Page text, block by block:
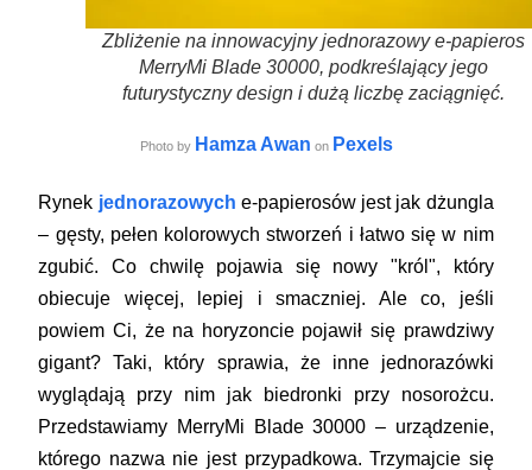
Zbliżenie na innowacyjny jednorazowy e-papieros
MerryMi Blade 30000, podkreślający jego
futurystyczny design i dużą liczbę zaciągnięć.
Photo by Hamza Awan on Pexels
Rynek jednorazowych e-papierosów jest jak dżungla
– gęsty, pełen kolorowych stworzeń i łatwo się w nim
zgubić. Co chwilę pojawia się nowy "król", który
obiecuje więcej, lepiej i smaczniej. Ale co, jeśli
powiem Ci, że na horyzoncie pojawił się prawdziwy
gigant? Taki, który sprawia, że inne jednorazówki
wyglądają przy nim jak biedronki przy nosorożcu.
Przedstawiamy MerryMi Blade 30000 – urządzenie,
którego nazwa nie jest przypadkowa. Trzymajcie się